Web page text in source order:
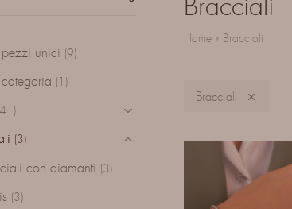
Bracciali
Home» Bracciali
Bracciali
pezzi unici 9
1
41
3
con diamanti 3
3